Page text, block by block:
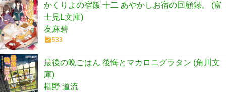
かくりよの宿飯 十二 あやかしお宿の回顧録。 (富
士見L文庫)
友麻碧
533
最後の晩ごはん 後悔とマカロニグラタン (角川文
庫)
椹野 道流